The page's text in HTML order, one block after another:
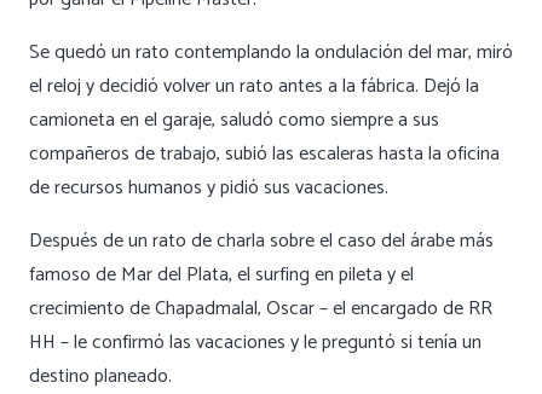
Se quedó un rato contemplando la ondulación del mar, miró
el reloj y decidió volver un rato antes a la fábrica. Dejó la
camioneta en el garaje, saludó como siempre a sus
compañeros de trabajo, subió las escaleras hasta la oficina
de recursos humanos y pidió sus vacaciones.
Después de un rato de charla sobre el caso del árabe más
famoso de Mar del Plata, el surfing en pileta y el
crecimiento de Chapadmalal, Oscar – el encargado de RR
HH – le confirmó las vacaciones y le preguntó si tenía un
destino planeado.